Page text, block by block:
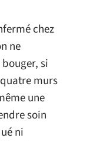
chez
ne
si
murs
une
soin
ni